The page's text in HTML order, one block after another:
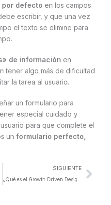
por defecto en los campos
escribir, y que una vez
el texto se elimine para
de información en
tener algo más de dificultad
la tarea al usuario.
un formulario para
especial cuidado y
para que complete el
un formulario perfecto,
SIGUIENTE